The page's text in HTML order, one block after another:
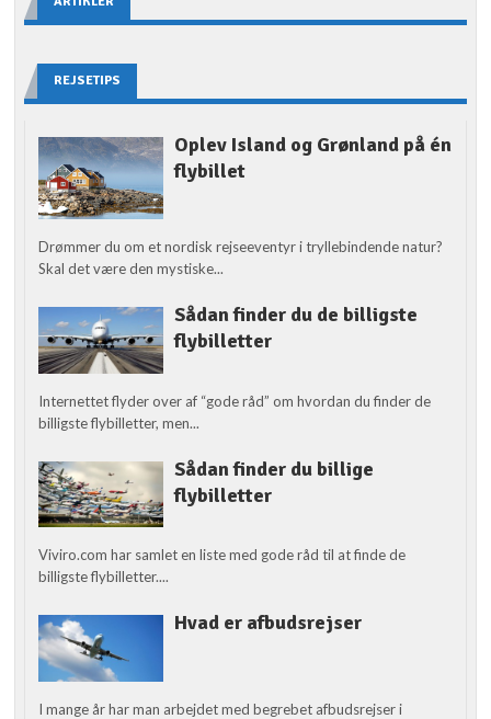
REJSETIPS
Oplev Island og Grønland på én
flybillet
Drømmer du om et nordisk rejseeventyr i tryllebindende natur?
Skal det være den mystiske...
Sådan finder du de billigste
flybilletter
Internettet flyder over af “gode råd” om hvordan du finder de
billigste flybilletter, men...
Sådan finder du billige
flybilletter
Viviro.com har samlet en liste med gode råd til at finde de
billigste flybilletter....
Hvad er afbudsrejser
I mange år har man arbejdet med begrebet afbudsrejser i